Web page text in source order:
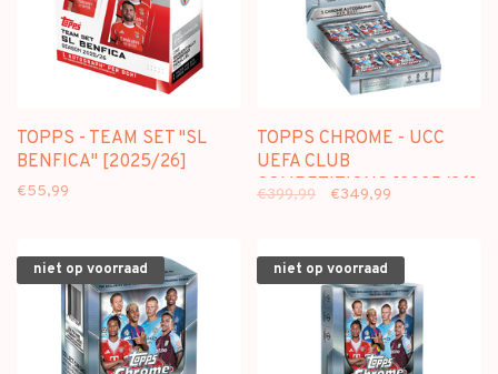
TOPPS - TEAM SET "SL
BENFICA" [2025/26]
€55,99
TOPPS CHROME - UCC
UEFA CLUB
COMPETITIONS [2025/26]
€399,99 €349,99
niet op voorraad niet op voorraad